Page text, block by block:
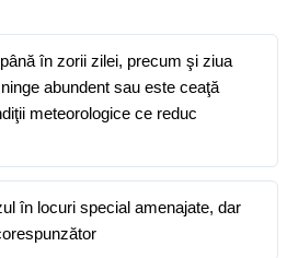
în zorii zilei, precum şi ziua
abundent sau este ceaţă
meteorologice ce reduc
în locuri special amenajate, dar